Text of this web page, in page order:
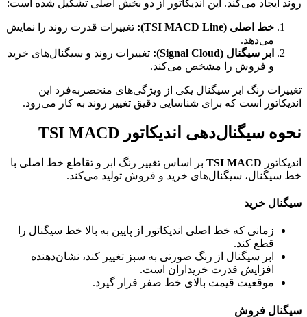
روند ایجاد می‌کند. این اندیکاتور از دو بخش اصلی تشکیل شده است:
خط اصلی (TSI MACD Line):
تغییرات قدرت روند را نمایش
می‌دهد.
ابر سیگنال (Signal Cloud):
تغییرات روند و سیگنال‌های خرید
و فروش را مشخص می‌کند.
تغییرات رنگ ابر سیگنال یکی از ویژگی‌های منحصربه‌فرد این
اندیکاتور است که برای شناسایی دقیق تغییر روند به کار می‌رود.
نحوه سیگنال‌دهی اندیکاتور TSI MACD
اندیکاتور TSI MACD بر اساس تغییر رنگ ابر و تقاطع خط اصلی با
خط سیگنال، سیگنال‌های خرید و فروش تولید می‌کند.
سیگنال خرید
زمانی که خط اصلی اندیکاتور از پایین به بالا خط سیگنال را
قطع کند.
ابر سیگنال از رنگ صورتی به سبز تغییر کند، نشان‌دهنده
افزایش قدرت خریداران است.
موقعیت قیمت بالای خط صفر قرار گیرد.
سیگنال فروش